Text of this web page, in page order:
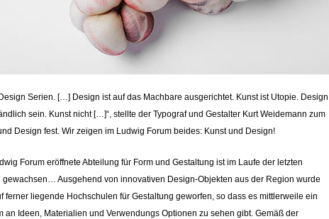
Serien. […] Design ist auf das Machbare ausgerichtet. Kunst ist Utopie. Design
sein. Kunst nicht […]“, stellte der Typograf und Gestalter Kurt Weidemann zum
Design fest. Wir zeigen im Ludwig Forum beides: Kunst und Design!
Forum eröffnete Abteilung für Form und Gestaltung ist im Laufe der letzten
gewachsen… Ausgehend von innovativen Design-Objekten aus der Region wurde
ferner liegende Hochschulen für Gestaltung geworfen, so dass es mittlerweile ein
an Ideen, Materialien und Verwendungs Optionen zu sehen gibt. Gemäß der